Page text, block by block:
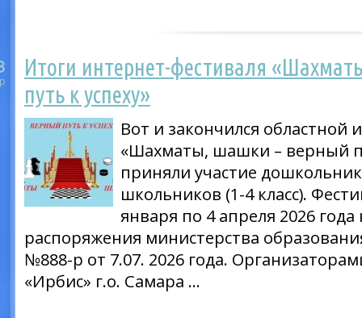
Итоги интернет-фестиваля
путь к успеху»
Вот и закончился областной
«Шахматы, шашки – верный
приняли участие
школьников (1-4 класс).
января по 4 апреля 2026
распоряжения министерства
№888-р от 7.07. 2026 года.
«Ирбис» г.о. Самара …